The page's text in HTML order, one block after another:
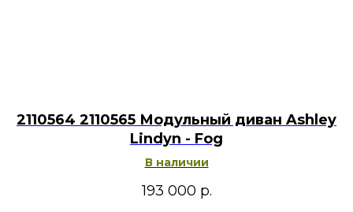
2110564 2110565 Модульный диван Ashley
Lindyn - Fog
В наличии
193 000 р.